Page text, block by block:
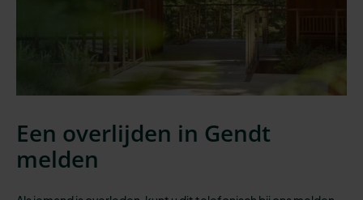
Een overlijden in Gendt
melden